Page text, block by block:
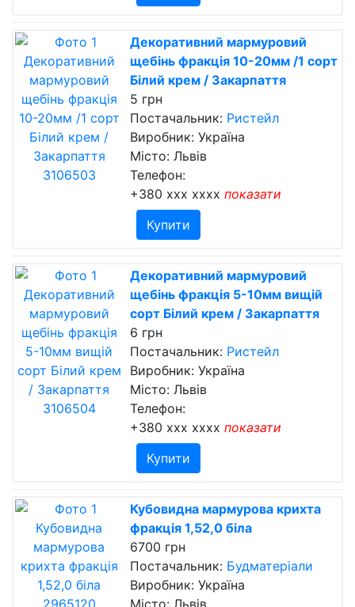
Декоративний мармуровий
щебінь фракція 10-20мм /1 сорт
Білий крем / Закарпаття
5 грн
Постачальник: Ристейл
Виробник: Україна
Місто: Львів
Телефон:
+380 xxx xxxx показати
Купити
Декоративний мармуровий
щебінь фракція 5-10мм вищій
сорт Білий крем / Закарпаття
6 грн
Постачальник: Ристейл
Виробник: Україна
Місто: Львів
Телефон:
+380 xxx xxxx показати
Купити
Кубовидна мармурова крихта
фракція 1,52,0 біла
6700 грн
Постачальник: Будматеріали
Виробник: Україна
Місто: Львів